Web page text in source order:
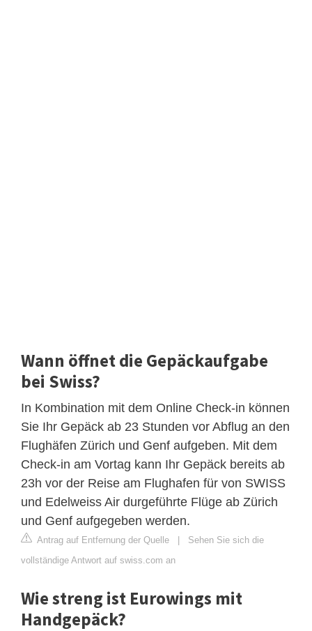
Wann öffnet die Gepäckaufgabe
bei Swiss?
In Kombination mit dem Online Check-in können
Sie Ihr Gepäck ab 23 Stunden vor Abflug an den
Flughäfen Zürich und Genf aufgeben. Mit dem
Check-in am Vortag kann Ihr Gepäck bereits ab
23h vor der Reise am Flughafen für von SWISS
und Edelweiss Air durgeführte Flüge ab Zürich
und Genf aufgegeben werden.
Antrag auf Entfernung der Quelle | Sehen Sie sich die
vollständige Antwort auf swiss.com an
Wie streng ist Eurowings mit
Handgepäck?